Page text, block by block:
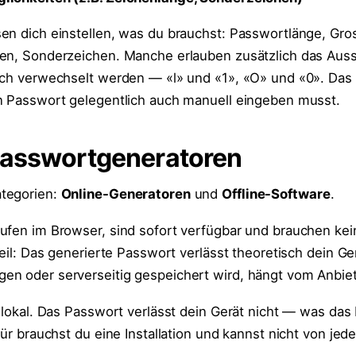
dich einstellen, was du brauchst: Passwortlänge,
Sonderzeichen. Manche erlauben zusätzlich das
verwechselt werden — «l» und «1», «O» und «0». Das
Passwort gelegentlich auch manuell eingeben musst.
Online-Generatorenund Offline-Software.
im Browser, sind sofort verfügbar und brauchen
Das generierte Passwort verlässt theoretisch dein
oder serverseitig gespeichert wird, hängt vom
Das Passwort verlässt dein Gerät nicht — was das
brauchst du eine Installation und kannst nicht von